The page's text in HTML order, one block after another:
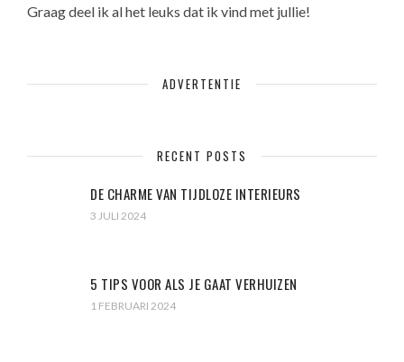
Graag deel ik al het leuks dat ik vind met jullie!
ADVERTENTIE
RECENT POSTS
DE CHARME VAN TIJDLOZE INTERIEURS
3 JULI 2024
5 TIPS VOOR ALS JE GAAT VERHUIZEN
1 FEBRUARI 2024